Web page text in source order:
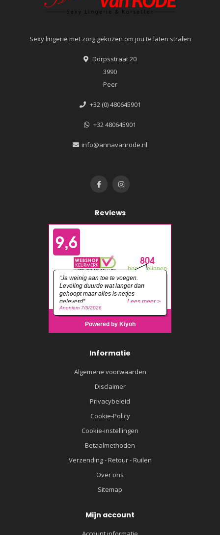
Sexy lingerie met zorg gekozen om jou te laten stralen
Dorpsstraat 20
3990
Peer
+32 (0) 480645901
+32 480645901
info@annavanrode.nl
Reviews
Informatie
Algemene voorwaarden
Disclaimer
Privacybeleid
Cookie-Policy
Cookie-instellingen
Betaalmethoden
Verzending - Retour - Ruilen
Over ons
Sitemap
Mijn account